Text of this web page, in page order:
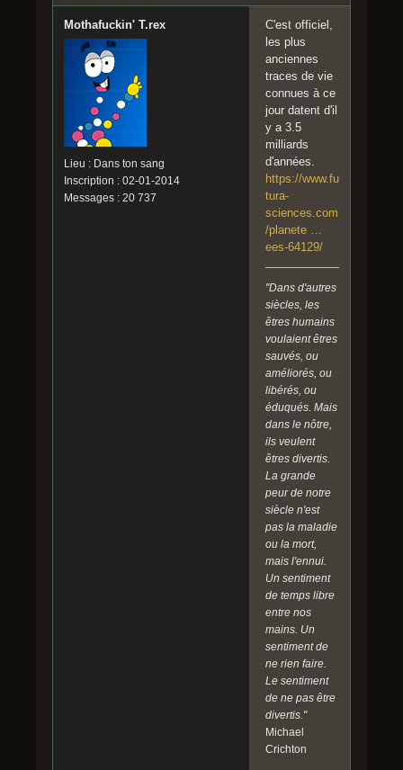
Mothafuckin' T.rex
Lieu : Dans ton sang
Inscription : 02-01-2014
Messages : 20 737
C'est officiel,
les plus
anciennes
traces de vie
connues à ce
jour datent d'il
y a 3.5
milliards
d'années.
https://www.fu
tura-
sciences.com
/planete …
ees-64129/
"Dans d'autres
siècles, les
êtres humains
voulaient êtres
sauvés, ou
améliorés, ou
libérés, ou
éduqués. Mais
dans le nôtre,
ils veulent
êtres divertis.
La grande
peur de notre
siècle n'est
pas la maladie
ou la mort,
mais l'ennui.
Un sentiment
de temps libre
entre nos
mains. Un
sentiment de
ne rien faire.
Le sentiment
de ne pas être
divertis."
Michael
Crichton